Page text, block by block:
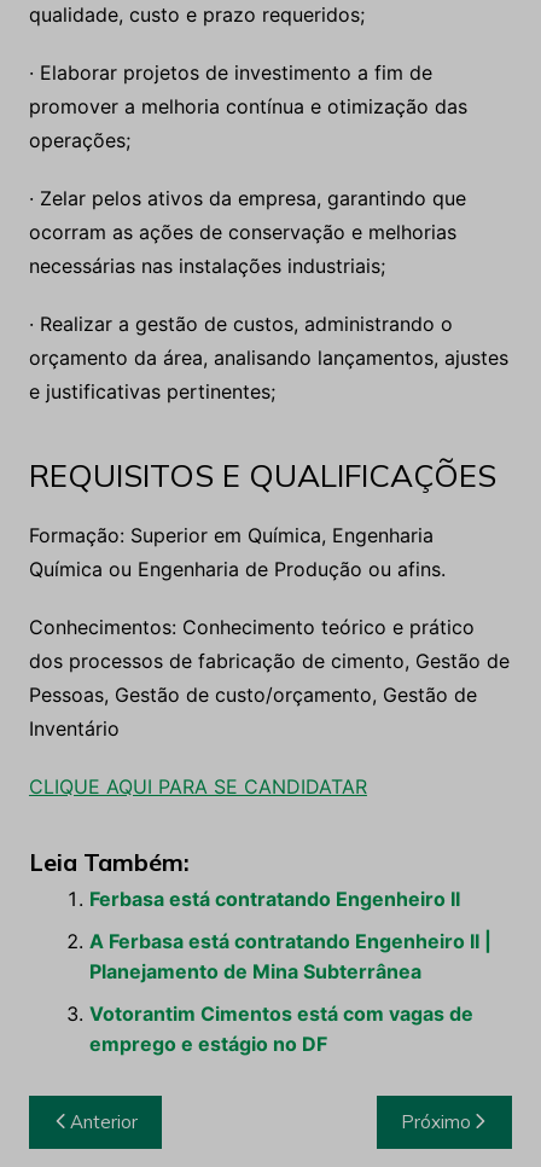
qualidade, custo e prazo requeridos;
· Elaborar projetos de investimento a fim de
promover a melhoria contínua e otimização das
operações;
· Zelar pelos ativos da empresa, garantindo que
ocorram as ações de conservação e melhorias
necessárias nas instalações industriais;
· Realizar a gestão de custos, administrando o
orçamento da área, analisando lançamentos, ajustes
e justificativas pertinentes;
REQUISITOS E QUALIFICAÇÕES
Formação: Superior em Química, Engenharia
Química ou Engenharia de Produção ou afins.
Conhecimentos: Conhecimento teórico e prático
dos processos de fabricação de cimento, Gestão de
Pessoas, Gestão de custo/orçamento, Gestão de
Inventário
CLIQUE AQUI PARA SE CANDIDATAR
Leia Também:
Ferbasa está contratando Engenheiro II
A Ferbasa está contratando Engenheiro II |
Planejamento de Mina Subterrânea
Votorantim Cimentos está com vagas de
emprego e estágio no DF
Navegação
de
Anterior Próximo